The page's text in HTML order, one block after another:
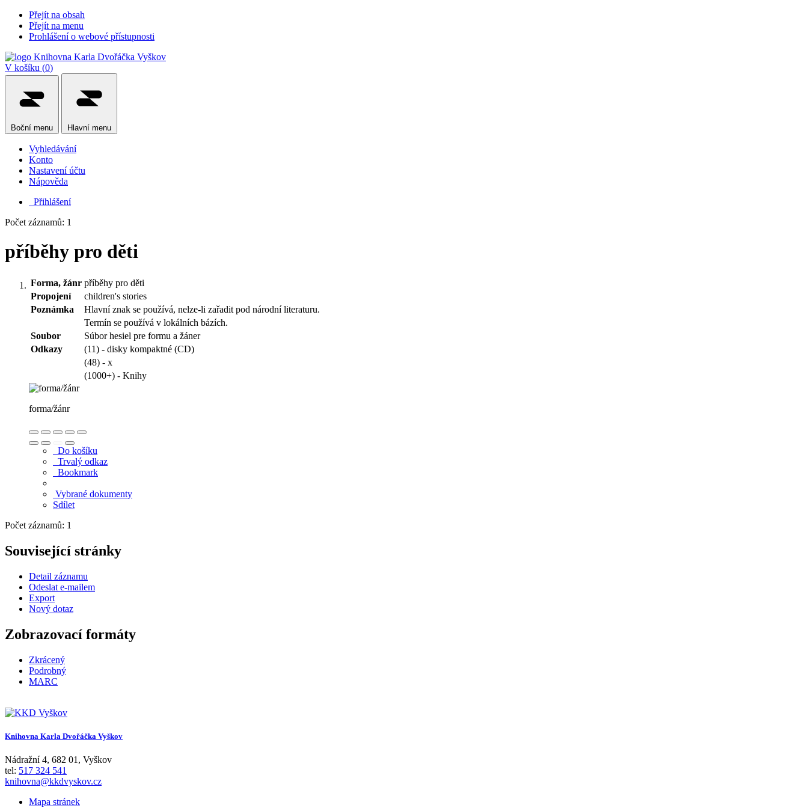
Přejít na obsah
Přejít na menu
Prohlášení o webové přístupnosti
V košíku (0)
Boční menu Hlavní menu
Vyhledávání
Konto
Nastavení účtu
Nápověda
Přihlášení
Počet záznamů: 1
příběhy pro děti
Forma, žánr příběhy pro děti
Propojení
children's stories
Poznámka
Hlavní znak se používá, nelze-li zařadit pod národní literaturu.
Termín se používá v lokálních bázích.
Soubor
Súbor hesiel pre formu a žáner
Odkazy
(11) - disky kompaktné (CD)
(48) - x
(1000+) - Knihy
forma/žánr
Do košíku
Trvalý odkaz
Bookmark
Vybrané dokumenty
Sdílet
Počet záznamů: 1
Související stránky
Detail záznamu
Odeslat e-mailem
Export
Nový dotaz
Zobrazovací formáty
Zkrácený
Podrobný
MARC
Knihovna Karla Dvořáčka Vyškov
Nádražní 4, 682 01 , Vyškov
tel: 517 324 541
knihovna@kkdvyskov.cz
Mapa stránek